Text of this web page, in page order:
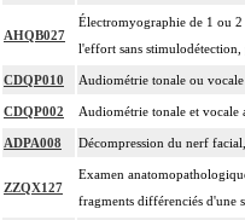
AHQB027
Électromyographie de 1 ou 2
l'effort sans
CDQP010 Audiométrie tonale ou vocale
CDQP002 Audiométrie tonale et vocale
ADPA008 Décompression du nerf
ZZQX127
Examen
fragments différenciés d'une